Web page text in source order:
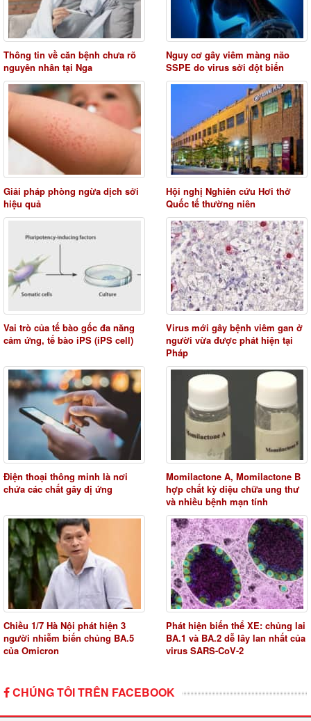
Thông tin về căn bệnh chưa rõ
nguyên nhân tại Nga
Nguy cơ gây viêm màng não
SSPE do virus sởi đột biến
Giải pháp phòng ngừa dịch sởi
hiệu quả
Hội nghị Nghiên cứu Hơi thở
Quốc tế thường niên
Vai trò của tế bào gốc đa năng
cảm ứng, tế bào iPS (iPS cell)
Virus mới gây bệnh viêm gan ở
người vừa được phát hiện tại
Pháp
Điện thoại thông minh là nơi
chứa các chất gây dị ứng
Momilactone A, Momilactone B
hợp chất kỳ diệu chữa ung thư
và nhiều bệnh mạn tính
Chiều 1/7 Hà Nội phát hiện 3
người nhiễm biến chủng BA.5
của Omicron
Phát hiện biến thể XE: chủng lai
BA.1 và BA.2 dễ lây lan nhất của
virus SARS-CoV-2
CHÚNG TÔI TRÊN FACEBOOK